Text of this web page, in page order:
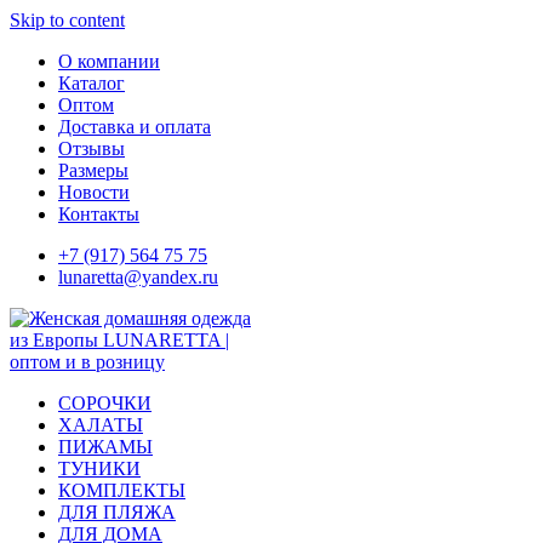
Skip to content
О компании
Каталог
Оптом
Доставка и оплата
Отзывы
Размеры
Новости
Контакты
+7 (917) 564 75 75
lunaretta@yandex.ru
СОРОЧКИ
ХАЛАТЫ
ПИЖАМЫ
ТУНИКИ
КОМПЛЕКТЫ
ДЛЯ ПЛЯЖА
ДЛЯ ДОМА